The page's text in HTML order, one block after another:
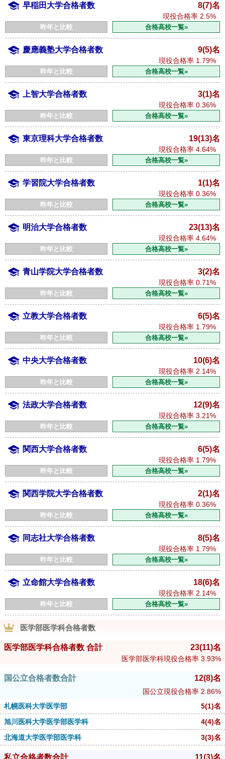
早稲田大学合格者数 8(7)名
現役合格率 2.5%
昨年と比較 合格高校一覧»
慶應義塾大学合格者数 9(5)名
現役合格率 1.79%
昨年と比較 合格高校一覧»
上智大学合格者数 3(1)名
現役合格率 0.36%
昨年と比較 合格高校一覧»
東京理科大学合格者数 19(13)名
現役合格率 4.64%
昨年と比較 合格高校一覧»
学習院大学合格者数 1(1)名
現役合格率 0.36%
昨年と比較 合格高校一覧»
明治大学合格者数 23(13)名
現役合格率 4.64%
昨年と比較 合格高校一覧»
青山学院大学合格者数 3(2)名
現役合格率 0.71%
昨年と比較 合格高校一覧»
立教大学合格者数 6(5)名
現役合格率 1.79%
昨年と比較 合格高校一覧»
中央大学合格者数 10(6)名
現役合格率 2.14%
昨年と比較 合格高校一覧»
法政大学合格者数 12(9)名
現役合格率 3.21%
昨年と比較 合格高校一覧»
関西大学合格者数 6(5)名
現役合格率 1.79%
昨年と比較 合格高校一覧»
関西学院大学合格者数 2(1)名
現役合格率 0.36%
昨年と比較 合格高校一覧»
同志社大学合格者数 8(5)名
現役合格率 1.79%
昨年と比較 合格高校一覧»
立命館大学合格者数 18(6)名
現役合格率 2.14%
昨年と比較 合格高校一覧»
医学部医学科合格者数
医学部医学科合格者数 合計 23(11)名
医学部医学科現役合格率 3.93%
国公立合格者数合計 12(8)名
国公立現役合格率 2.86%
札幌医科大学医学部
5(1)名
旭川医科大学医学部医学科
4(4)名
北海道大学医学部医学科
3(3)名
私立合格者数合計 11 (3)名